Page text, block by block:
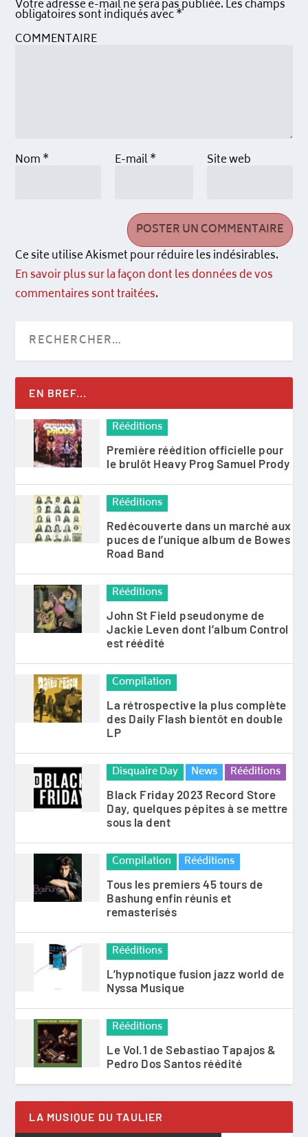
Votre adresse e-mail ne sera pas publiée.Les champs
obligatoires sont indiqués avec*
COMMENTAIRE
Nom* E-mail* Site web
Ce site utilise Akismet pour réduire les indésirables.
En savoir plus sur la façon dont les données de vos
commentaires sont traitées.
EN BREF...
Rééditions
Première réédition officielle pour
le brulôt Heavy Prog Samuel Prody
Rééditions
Redécouverte dans un marché aux
puces de l’unique album de Bowes
Road Band
Rééditions
John St Field pseudonyme de
Jackie Leven dont l’album Control
est réédité
Compilation
La rétrospective la plus complète
des Daily Flash bientôt en double
LP
Disquaire Day News Rééditions
Black Friday 2023 Record Store
Day, quelques pépites à se mettre
sous la dent
Compilation Rééditions
Tous les premiers 45 tours de
Bashung enfin réunis et
remasterisés
Rééditions
L’hypnotique fusion jazz world de
Nyssa Musique
Rééditions
Le Vol.1 de Sebastiao Tapajos &
Pedro Dos Santos réédité
LA MUSIQUE DU TAULIER